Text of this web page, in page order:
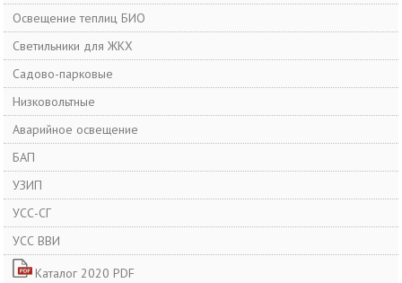
Освещение теплиц БИО
Светильники для ЖКХ
Садово-парковые
Низковольтные
Аварийное освещение
БАП
УЗИП
УСС-СГ
УСС ВВИ
Каталог 2020 PDF